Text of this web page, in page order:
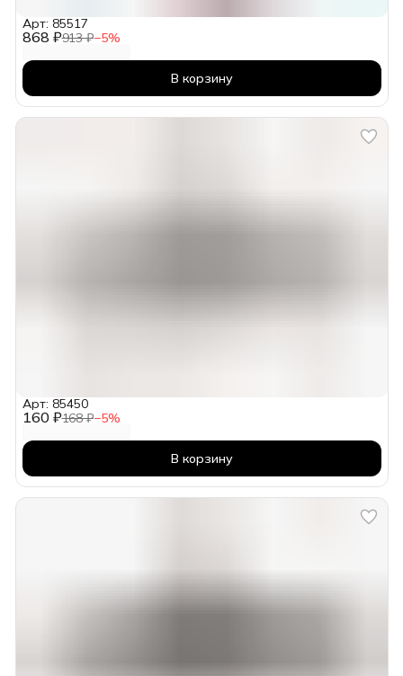
868 ₽913 ₽−5%
Арт: 85517
В корзину
160 ₽168 ₽−5%
Арт: 85450
В корзину